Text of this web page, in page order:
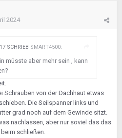
2024
SCHRIEB SMART4500:
müsste aber mehr sein , kann
Schrauben von der Dachhaut etwas
Die Seilspanner links und
grad noch auf dem Gewinde sitzt.
nachlassen, aber nur soviel das das
schließen.